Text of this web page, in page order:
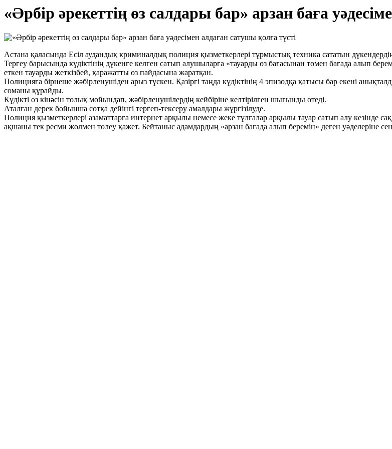
«Әрбір әрекеттің өз салдары бар» арзан баға
Астана қаласында Есіл аудандық криминалдық полиция қызметкерлері тұрмыстық техника сататын
Тергеу барысында күдіктінің дүкенге келген сатып алушыларға «тауарды өз бағасынан төмен бағада алып
еткен тауарды жеткізбей, қаражатты өз пайдасына жаратқан.
Полицияға бірнеше жәбірленушіден арыз түскен. Қазіргі таңда күдіктінің 4 эпизодқа қатысы бар екені
соманы құрайды.
Күдікті өз кінәсін толық мойындап, жәбірленушілердің кейбіріне келтірілген шығынды өтеді.
Аталған дерек бойынша сотқа дейінгі тергеп-тексеру амалдары жүргізілуде.
Полиция қызметкерлері азаматтарға интернет арқылы немесе жеке тұлғалар арқылы тауар сатып алу кезінде
ақшаны тек ресми жолмен төлеу қажет. Бейтаныс адамдардың «арзан бағада алып беремін» деген уәделеріне